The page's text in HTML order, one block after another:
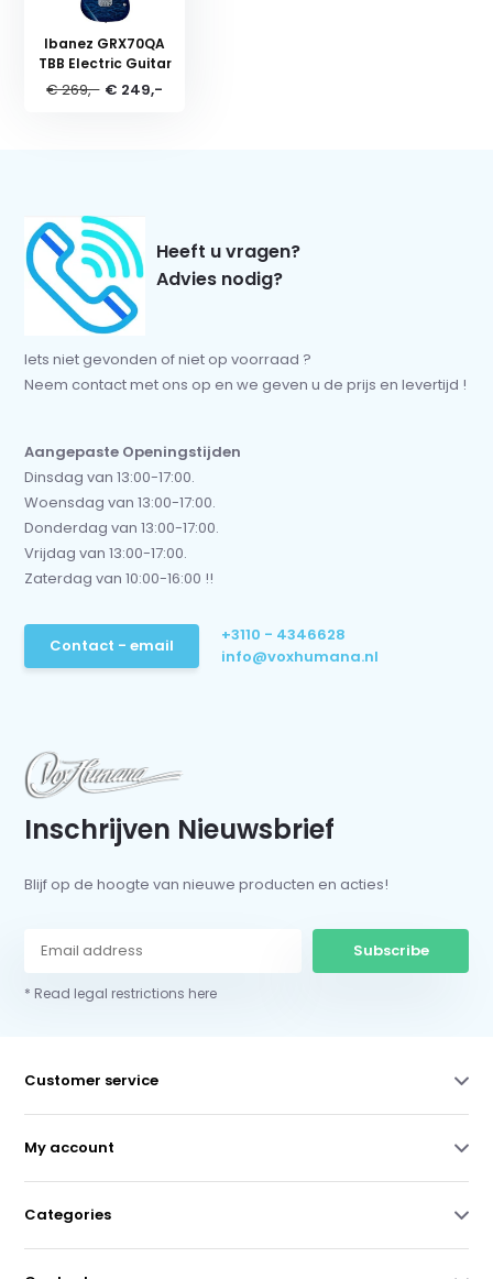
Ibanez GRX70QA
TBB Electric Guitar
€ 269,- € 249,-
Heeft u vragen?
Advies nodig?
Iets niet gevonden of niet op voorraad ?
Neem contact met ons op en we geven u de prijs en levertijd !
Aangepaste Openingstijden
Dinsdag van 13:00-17:00.
Woensdag van 13:00-17:00.
Donderdag van 13:00-17:00.
Vrijdag van 13:00-17:00.
Zaterdag van 10:00-16:00 !!
Contact - email
+3110 - 4346628
info@voxhumana.nl
Inschrijven Nieuwsbrief
Blijf op de hoogte van nieuwe producten en acties!
Subscribe
* Read legal restrictions here
Customer service
My account
Categories